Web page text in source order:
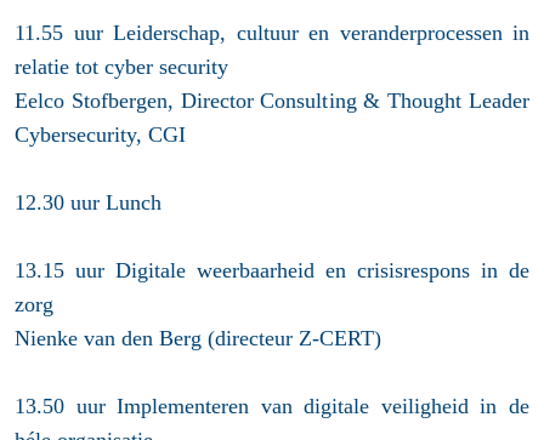
11.55 uur Leiderschap, cultuur en veranderprocessen in
relatie tot cyber security
Eelco Stofbergen, Director Consulting & Thought Leader
Cybersecurity, CGI
12.30 uur Lunch
13.15 uur Digitale weerbaarheid en crisisrespons in de
zorg
Nienke van den Berg (directeur Z-CERT)
13.50 uur Implementeren van digitale veiligheid in de